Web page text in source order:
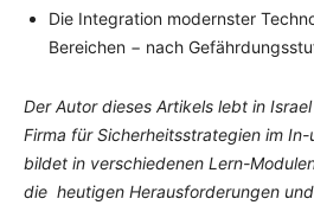
Die Integration modernster
Bereichen − nach
Der Autor dieses Artikels lebt in
Firma für Sicherheitsstrategien im In-
bildet in verschiedenen Lern-
die heutigen Herausforderungen